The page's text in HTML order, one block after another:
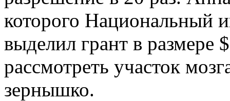
которого Национальный
выделил грант в размере
рассмотреть участок
зернышко.